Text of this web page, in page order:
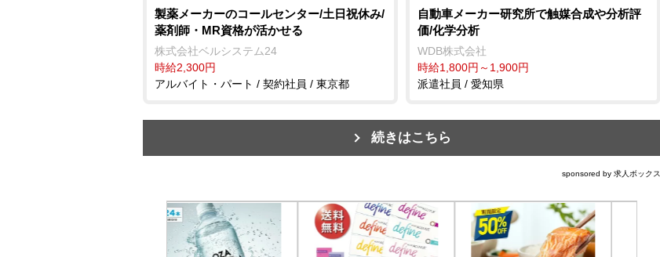
製薬メーカーのコールセンター/土日祝休み/
薬剤師・MR資格が活かせる
株式会社ベルシステム24
時給2,300円
アルバイト・パート / 契約社員 / 東京都
自動車メーカー研究所で触媒合成や分析評
価/化学分析
WDB株式会社
時給1,800円～1,900円
派遣社員 / 愛知県
続きはこちら
sponsored by 求人ボックス